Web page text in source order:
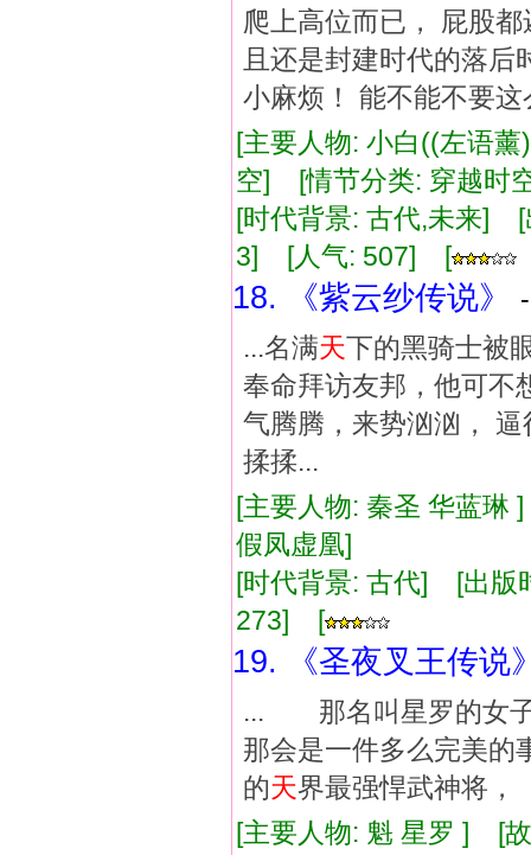
爬上高位而已， 屁股
且还是封建时代的落
小麻烦！ 能不能不要
[主要人物: 小白((左语
空] [情节分类: 穿越时
[时代背景: 古代,未来]
3] [人气: 507] [
18. 《紫云纱传说》
...名满天下的黑骑士被
奉命拜访友邦，他可不
气腾腾，来势汹汹，
揉揉...
[主要人物: 秦圣 华蓝
假凤虚凰]
[时代背景: 古代] [出
273] [
19. 《圣夜叉王传说
... 那名叫星罗的女
那会是一件多么完
的天界最强悍武神将
[主要人物: 魁 星罗 ] [